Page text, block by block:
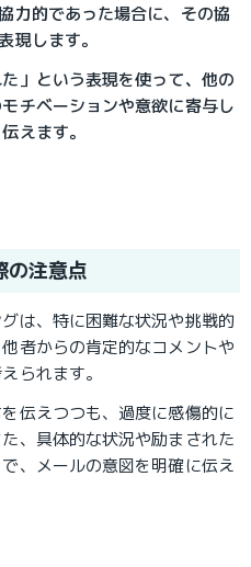
力的であった場合に、その協
現します。
」という表現を使って、他の
チベーションや意欲に寄与し
えます。
の注意点
は、 特に困難な状況や挑戦的
他者からの肯定的なコメントや
られます。
伝えつつも、過度に感傷的に
、具体的な状況や励まされた
、メールの意図を明確に伝え